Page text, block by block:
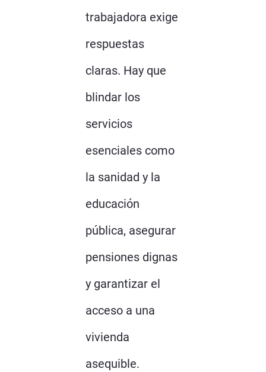
trabajadora exige
respuestas
claras. Hay que
blindar los
servicios
esenciales como
la sanidad y la
educación
pública, asegurar
pensiones dignas
y garantizar el
acceso a una
vivienda
asequible.